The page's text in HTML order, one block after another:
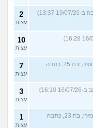
2
עצות
10
עצות
(נהגת לחוצה, בת 25, כתבה
7
עצות
3
עצות
(מירי, בת 23, כתבה
1
עצות